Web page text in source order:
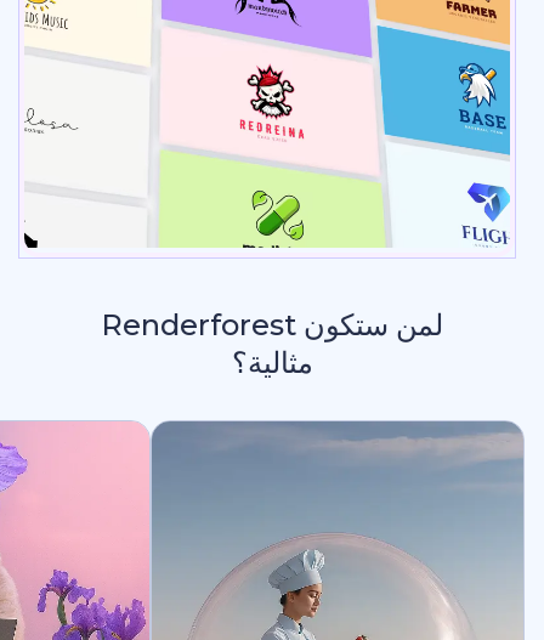
لمن ستكون Renderforest